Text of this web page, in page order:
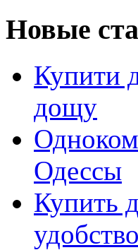
Новые
Купити
дощу
Одессы
Купить